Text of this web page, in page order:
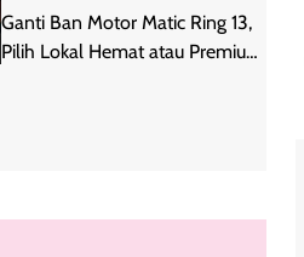
Ganti Ban Motor Matic Ring 13,
Pilih Lokal Hemat atau Premium